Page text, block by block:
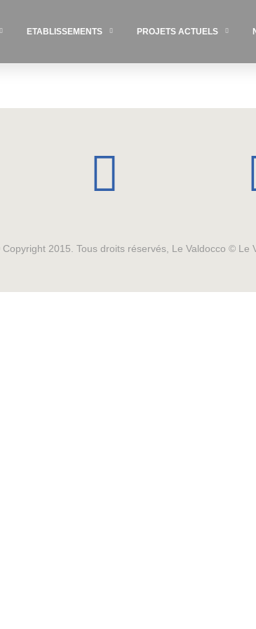
ETABLISSEMENTS PROJETS ACTUELS
2015. Tous droits réservés, Le Valdocco © Le